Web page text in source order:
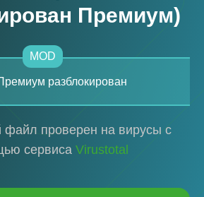
Премиум)
MOD
разблокирован
файл проверен на вирусы с
сервиса Virustotal